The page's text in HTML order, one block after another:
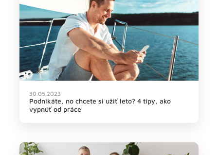
30.05.2023
Podnikáte, no chcete si užiť leto? 4 tipy, ako
vypnúť od práce